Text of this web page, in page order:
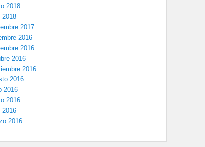
2018
2018
2017
2016
2016
2016
2016
2016
2016
2016
2016
2016